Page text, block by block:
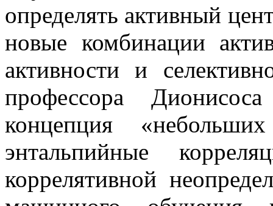
определять активный
новые комбинации
активности и
профессора
концепция
энтальпийные
коррелятивной